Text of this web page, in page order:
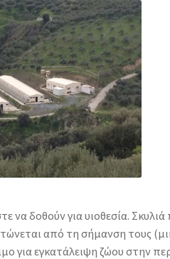
να δοθούν για υιοθεσία.
από τη σήμανση τους
για εγκατάλειψη ζώου στην